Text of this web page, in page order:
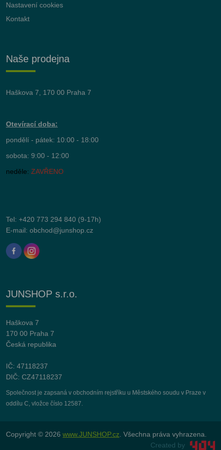
Nastavení cookies
Kontakt
Naše prodejna
Haškova 7, 170 00 Praha 7
Otevírací doba:
pondělí - pátek: 10:00 - 18:00
sobota: 9:00 - 12:00
neděle: ZAVŘENO
Tel: +420 773 294 840 (9-17h)
E-mail: obchod@junshop.cz
JUNSHOP s.r.o.
Haškova 7
170 00 Praha 7
Česká republika
IČ: 47118237
DIČ: CZ47118237
Společnost je zapsaná v obchodním rejstříku u Městského soudu v Praze v
oddílu C, vložce číslo 12587.
Copyright © 2026 www.JUNSHOP.cz . Všechna práva vyhrazena.
Created by